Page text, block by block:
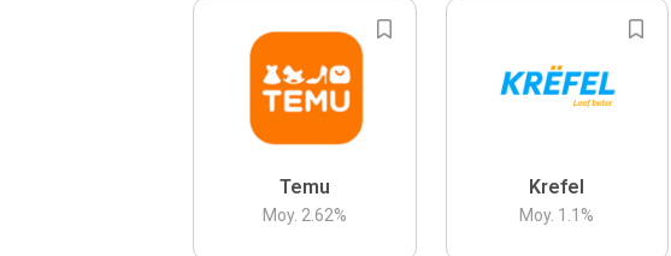
Temu
Moy. 2.62%
Krefel
Moy. 1.1 %